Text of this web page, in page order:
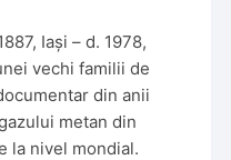
Iași – d. 1978,
vechi familii de
din anii
metan din
la nivel mondial.